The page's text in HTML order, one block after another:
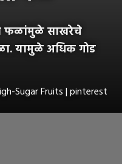
फळांमुळे साखरेचे
यामुळे अधिक गोड
Sugar Fruits | pinterest